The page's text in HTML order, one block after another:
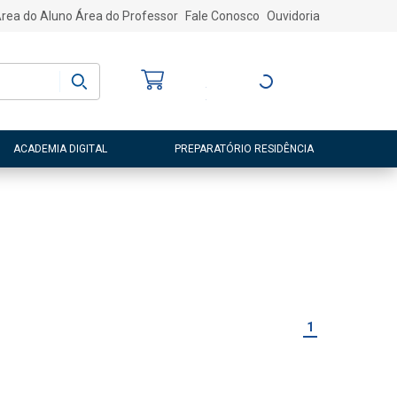
do Aluno Área do Professor Fale Conosco Ouvidoria
Entre ou Cadastre-
ACADEMIA DIGITAL PREPARATÓRIO RESIDÊNCIA
1